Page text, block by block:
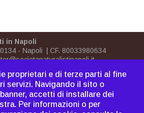
in Napoli
- Napoli | CF. 80033980634
associarsi|Dove
|Sitemap|Webmaster
proprietari e di terze parti al fine
servizi. Navigando il sito o
accetti di installare dei
Per informazioni o per